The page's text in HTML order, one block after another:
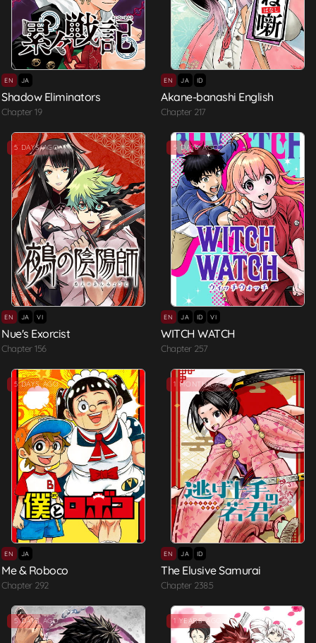
EN JA
Shadow Eliminators
Chapter 19
EN JA ID
Akane-banashi English
Chapter 217
5 DAYS AGO
EN JA VI
Nue's Exorcist
Chapter 156
5 DAYS AGO
EN JA ID VI
WITCH WATCH
Chapter 257
5 DAYS AGO
EN JA
Me & Roboco
Chapter 292
1 MONTHS AGO
EN JA ID
The Elusive Samurai
Chapter 238.5
5 DAYS AGO 1 YEARS AGO